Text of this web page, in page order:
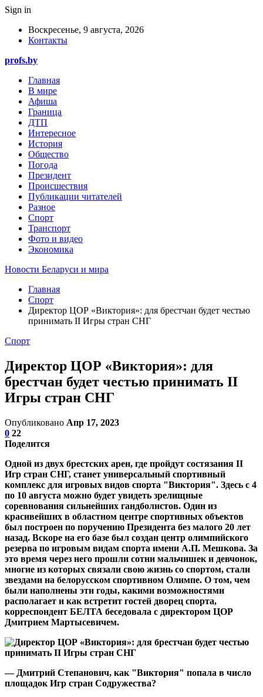
Sign in
Воскресенье, 9 августа, 2026
Контакты
profs.by
Главная
В мире
Афиша
Граница
ДТП
Интересное
История
Общество
Погода
Президент
Происшествия
Публикации читателей
Разное
Спорт
Транспорт
Фото и видео
Экономика
Новости Беларуси и мира
Главная
Спорт
Директор ЦОР «Виктория»: для брестчан будет честью
принимать II Игры стран СНГ
Спорт
Директор ЦОР «Виктория»: для
брестчан будет честью принимать II
Игры стран СНГ
Опубликовано Апр 17, 2023
0 22
Поделится
Одной из двух брестских арен, где пройдут состязания II
Игр стран СНГ, станет универсальный спортивный
комплекс для игровых видов спорта "Виктория". Здесь с 4
по 10 августа можно будет увидеть зрелищные
соревнования сильнейших гандболистов. Один из
красивейших в областном центре спортивных объектов
был построен по поручению Президента без малого 20 лет
назад. Вскоре на его базе был создан центр олимпийского
резерва по игровым видам спорта имени А.П. Мешкова. За
это время через него прошли сотни мальчишек и девчонок,
многие из которых связали свою жизнь со спортом, стали
звездами на белорусском спортивном Олимпе. О том, чем
были наполнены эти годы, какими возможностями
располагает и как встретит гостей дворец спорта,
корреспондент БЕЛТА беседовала с директором ЦОР
Дмитрием Мартысевичем.
— Дмитрий Степанович, как "Виктория" попала в число
площадок Игр стран Содружества?